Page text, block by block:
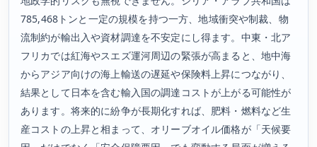
785,468トンと一定の規模を持つ一方、地域衝突や制裁、物
流制約が輸出入や資材調達を不安定にし得ます。中東・北ア
フリカでは紅海やスエズ運河周辺の緊張が高まると、地中海
からアジア向けの海上輸送の遅延や保険料上昇につながり、
結果として日本を含む輸入国の調達コストが上がる可能性が
あります。将来的に紛争が長期化すれば、肥料・燃料など生
産コストの上昇と相まって、オリーブオイル価格が「天候要